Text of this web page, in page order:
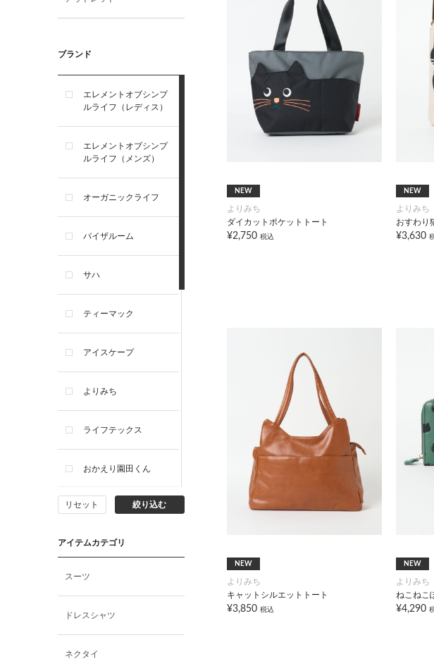
ブランド
エレメントオブシンプ
ルライフ（レディス）
エレメントオブシンプ
ルライフ（メンズ）
オーガニックライフ
バイザルーム
サハ
ティーマック
アイスケープ
よりみち
ライフテックス
おかえり園田くん
ビー・エー・ジー
イヴィスト
ン
西脇シリーズ
リセット 絞り込む
アイテムカテゴリ
スーツ
ドレスシャツ
ネクタイ
NEW
よりみち
ダイカットポケットトート
¥2,750 税込
NEW
よりみち
おすわり
¥3,630
NEW
よりみち
キャットシルエットトート
¥3,850 税込
NEW
よりみち
ねこねこ
¥4,290